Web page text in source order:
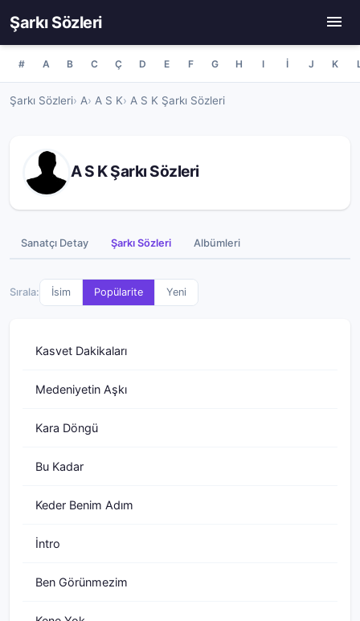
Şarkı Sözleri
# A B C Ç D E F G H I İ J K
Şarkı Sözleri A A S K A S K Şarkı Sözleri
A S K Şarkı Sözleri
Sanatçı Detay Şarkı Sözleri Albümleri
Sırala: İsim Popülarite Yeni
Kasvet Dakikaları
Medeniyetin Aşkı
Kara Döngü
Bu Kadar
Keder Benim Adım
İntro
Ben Görünmezim